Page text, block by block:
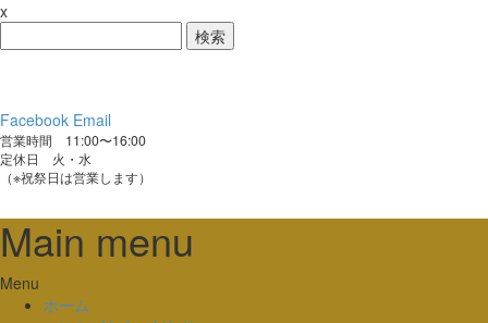
x
索:
Facebook Email
営業時間 11:00〜16:00
定休日 火・水
（※祝祭日は営業します）
Main menu
Skip
Menu
ホーム